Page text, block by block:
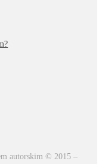
autorskim © 2015 –